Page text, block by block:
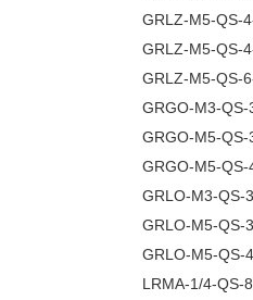
GRLZ-M5-QS-
GRLZ-M5-QS-
GRLZ-M5-QS-
GRGO-M3-
GRGO-M5-
GRGO-M5-
GRLO-M3-QS-
GRLO-M5-
GRLO-M5-
LRMA-1/4-QS-